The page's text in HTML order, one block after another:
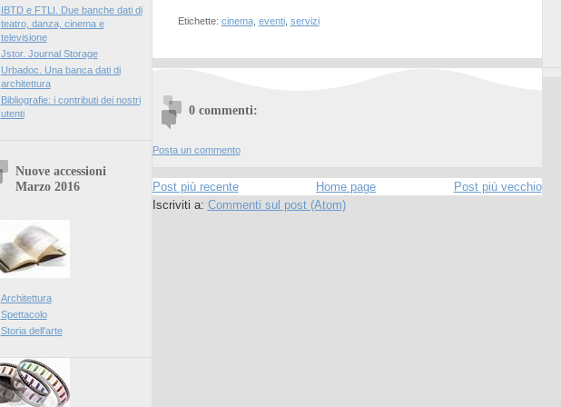
IBTD e FTLI. Due banche dati di
teatro, danza, cinema e
televisione
Jstor. Journal Storage
Urbadoc. Una banca dati di
architettura
Bibliografie: i contributi dei nostri
utenti
Nuove accessioni
Marzo 2016
Architettura
Spettacolo
Storia dell'arte
Etichette: cinema, eventi, servizi
0 commenti:
Posta un commento
Post più recente Post più vecchio
Home page
Iscriviti a: Commenti sul post (Atom)